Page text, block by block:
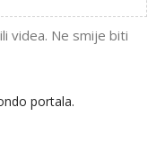
videa. Ne smije biti
portala.